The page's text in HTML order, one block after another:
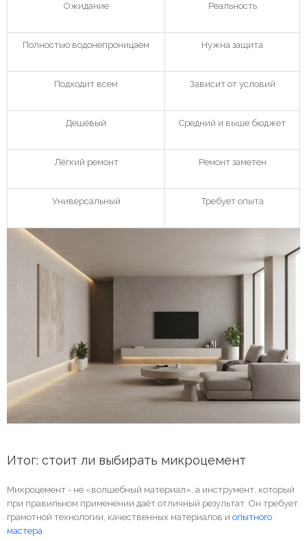
Ожидание Реальность
Полностью водонепроницаем Нужна защита
Подходит всем Зависит от условий
Дешёвый Средний и выше бюджет
Лёгкий ремонт Ремонт заметен
Универсальный Требует опыта
Итог: стоит ли выбирать микроцемент
Микроцемент - не «волшебный материал», а инструмент, который
при правильном применении даёт отличный результат. Он требует
грамотной технологии, качественных материалов и опытного
мастера.